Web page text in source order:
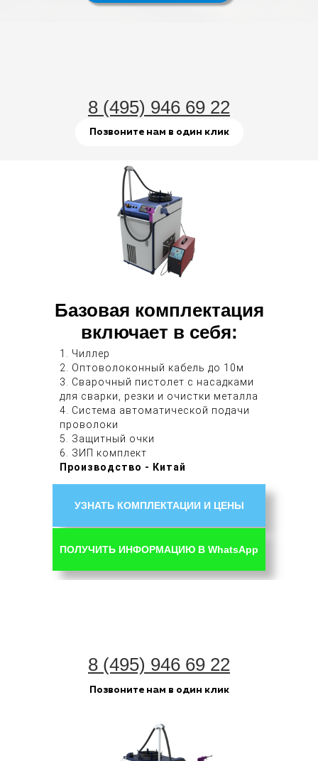
8 (495) 946 69 22
Позвоните нам в один клик
1. Чиллер
2. Оптоволоконный кабель до 10м
3. Сварочный пистолет с насадками
для сварки, резки и очистки металла
4. Система автоматической подачи
проволоки
5. Защитный очки
6. ЗИП комплект
Производство - Китай
Базовая комплектация
включает в себя:
УЗНАТЬ КОМПЛЕКТАЦИИ И ЦЕНЫ
ПОЛУЧИТЬ ИНФОРМАЦИЮ В WhatsApp
8 (495) 946 69 22
Позвоните нам в один клик